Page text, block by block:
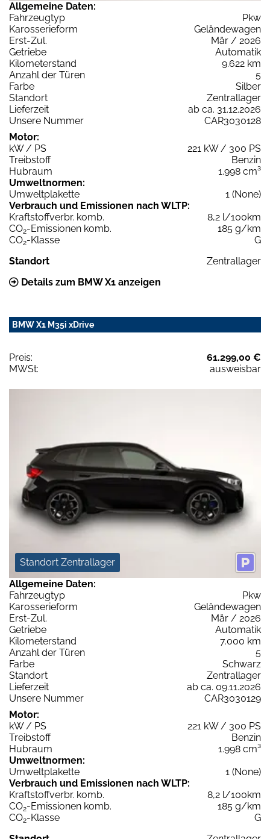
Allgemeine Daten:
Fahrzeugtyp
Pkw
Karosserieform
Geländewagen
Erst-Zul.
Mär / 2026
Getriebe
Automatik
Kilometerstand
9.622 km
Anzahl der Türen
5
Farbe
Silber
Standort
Zentrallager
Lieferzeit
ab ca. 31.12.2026
Unsere Nummer
CAR3030128
Motor:
kW / PS
221 kW / 300 PS
Treibstoff
Benzin
Hubraum
1.998 cm³
Umweltnormen:
Umweltplakette
1 (None)
Verbrauch und Emissionen nach WLTP:
Kraftstoffverbr. komb.
8,2 l/100km
CO2-Emissionen komb.
185 g/km
CO2-Klasse
G
Standort
Zentrallager
Details zum BMW X1 anzeigen
BMW X1 M35i xDrive
Preis:
61.299,00 €
MWSt:
ausweisbar
Standort Zentrallager
Allgemeine Daten:
Fahrzeugtyp
Pkw
Karosserieform
Geländewagen
Erst-Zul.
Mär / 2026
Getriebe
Automatik
Kilometerstand
7.000 km
Anzahl der Türen
5
Farbe
Schwarz
Standort
Zentrallager
Lieferzeit
ab ca. 09.11.2026
Unsere Nummer
CAR3030129
Motor:
kW / PS
221 kW / 300 PS
Treibstoff
Benzin
Hubraum
1.998 cm³
Umweltnormen:
Umweltplakette
1 (None)
Verbrauch und Emissionen nach WLTP:
Kraftstoffverbr. komb.
8,2 l/100km
CO2-Emissionen komb.
185 g/km
CO2-Klasse
G